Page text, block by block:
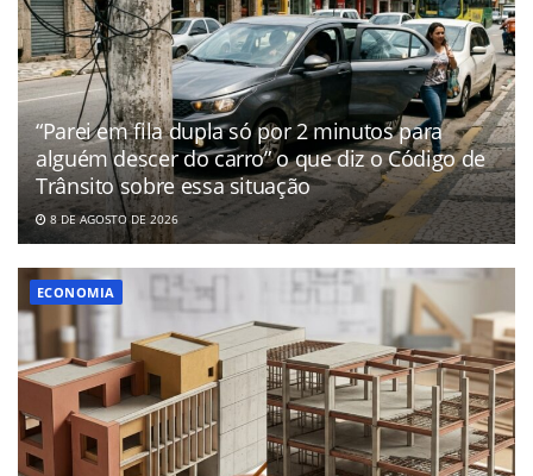
“Parei em fila dupla só por 2 minutos para
alguém descer do carro” o que diz o Código de
Trânsito sobre essa situação
8 DE AGOSTO DE 2026
ECONOMIA